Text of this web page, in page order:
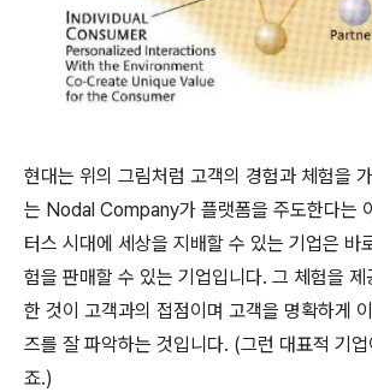
현대는 위의 그림처럼 고객의 경험과 체험을
는 Nodal Company가 플랫폼을 주도한다는
터스 시대에 세상을 지배할 수 있는 기업은 바
험을 판매할 수 있는 기업입니다. 그 체험을
한 것이 고객과의 접점이며 고객을 명확하게
즈를 잘 파악하는 것입니다. (그런 대표적 기업
죠.)